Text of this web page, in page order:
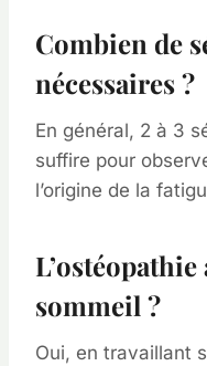
Combien de
nécessaires ?
En général, 2 à 3
suffire pour
l’origine de la
sommeil ?
Oui, en travaillant